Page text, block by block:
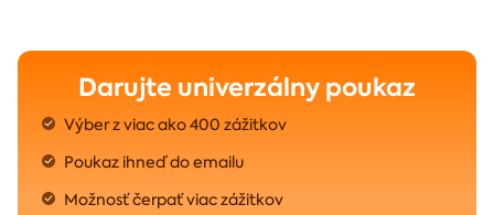
Darujte univerzálny poukaz
Výber z viac ako 400 zážitkov
Poukaz ihneď do emailu
Možnosť čerpať viac zážitkov